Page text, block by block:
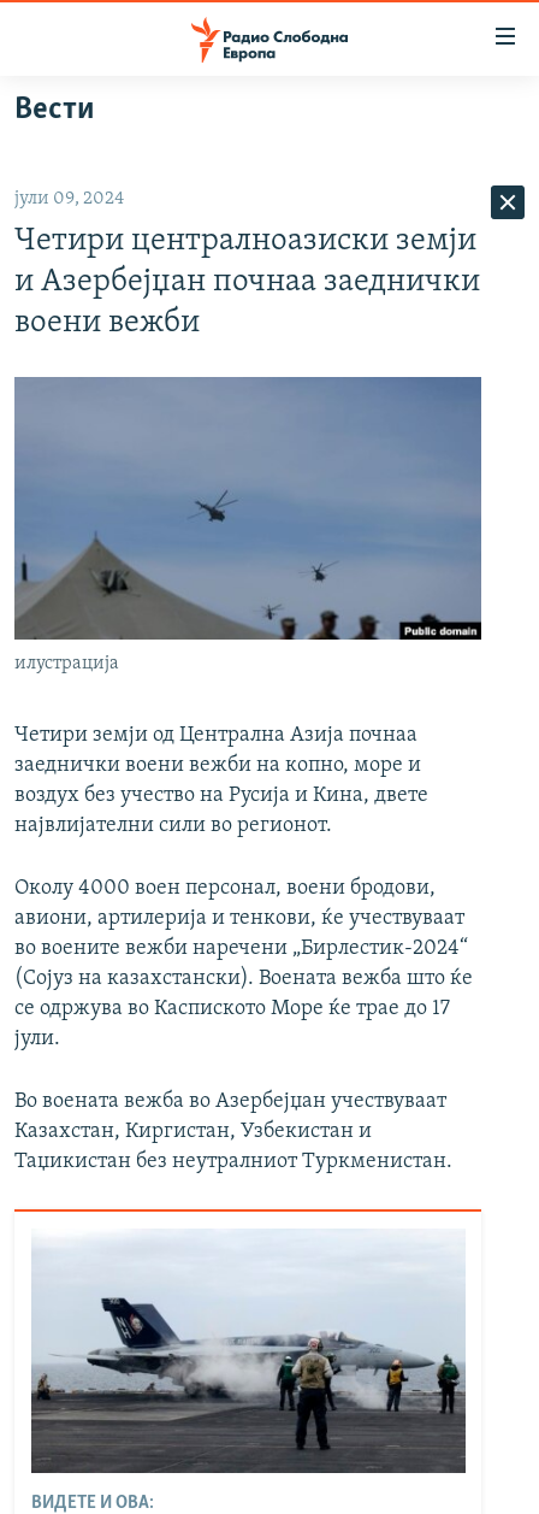
Оди
на
Оди
на
главната
навигација
на
ВИЗУЕЛНО
ШТО ТРЕБА ДА ЗНАЕТЕ
РСЕ веб страници
Вести
јули 09, 2024
Четири централноазиски земји
и Азербејџан почнаа заеднички
воени вежби
илустрација
Четири земји од Централна Азија почнаа
заеднички воени вежби на копно, море и
воздух без учество на Русија и Кина, двете
највлијателни сили во регионот.
Околу 4000 воен персонал, воени бродови,
авиони, артилерија и тенкови, ќе учествуваат
во воените вежби наречени „Бирлестик-2024“
(Сојуз на казахстански). Воената вежба што ќе
се одржува во Каспиското Море ќе трае до 17
јули.
Во воената вежба во Азербејџан учествуваат
Казахстан, Киргистан, Узбекистан и
Таџикистан без неутралниот Туркменистан.
ВИДЕТЕ И ОВА: